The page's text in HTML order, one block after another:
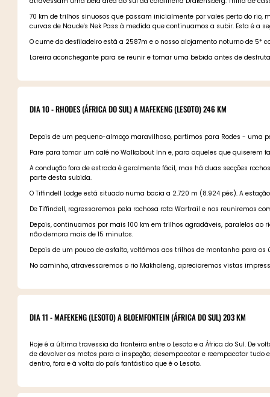
70 km de trilhos sinuosos que passam inicialmente por vales perto do
curvas de Naude's Nek Pass à medida que continuamos a subir. Esta é
O cume do desfiladeiro está a 2587m e o nosso alojamento noturno de 5*
Lareira aconchegante para se reunir e tomar uma bebida antes de
DIA 10 - RHODES (ÁFRICA DO SUL) A MAFEKENG (LESOTO) 246 KM
Depois de um pequeno-almoço maravilhoso, partimos para Rodes - uma
Pare para tomar um café no Walkabout Inn e, para aqueles que quiserem
A condução fora de estrada é geralmente fácil, mas há duas secções
parte desta subida.
O Tiffindell Lodge está situado numa bacia a 2.720 m (8.924 pés). A
De Tiffindell, regressaremos pela rochosa rota Wartrail e nos reuniremos
Depois, continuamos por mais 100 km em trilhos agradáveis, paralelos ao
não demora mais de 15 minutos.
Depois de um pouco de asfalto, voltámos aos trilhos de montanha para
No caminho, atravessaremos o rio Makhaleng, apreciaremos vistas
DIA 11 - MAFEKENG (LESOTO) A BLOEMFONTEIN (ÁFRICA DO SUL) 203 KM
Hoje é a última travessia da fronteira entre o Lesoto e a África do Sul. De
de devolver as motos para a inspeção; desempacotar e reempacotar
dentro, fora e à volta do país fantástico que é o Lesoto.